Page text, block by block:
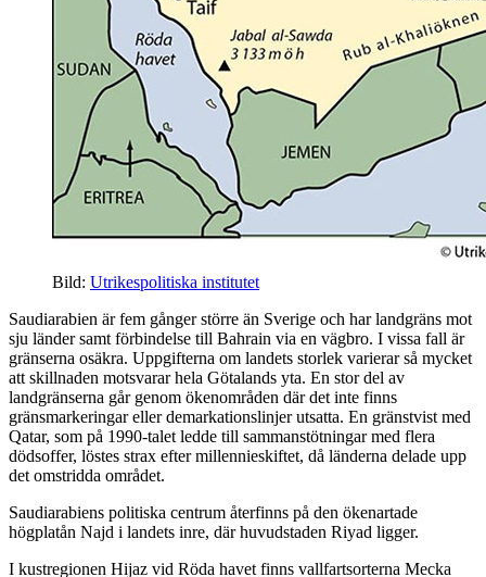
Bild: Utrikespolitiska institutet
Saudiarabien är fem gånger större än Sverige och har landgräns mot
sju länder samt förbindelse till Bahrain via en vägbro. I vissa fall är
gränserna osäkra. Uppgifterna om landets storlek varierar så mycket
att skillnaden motsvarar hela Götalands yta. En stor del av
landgränserna går genom ökenområden där det inte finns
gränsmarkeringar eller demarkationslinjer utsatta. En gränstvist med
Qatar, som på 1990-talet ledde till sammanstötningar med flera
dödsoffer, löstes strax efter millennieskiftet, då länderna delade upp
det omstridda området.
Saudiarabiens politiska centrum återfinns på den ökenartade
högplatån Najd i landets inre, där huvudstaden Riyad ligger.
I kustregionen Hijaz vid Röda havet finns vallfartsorterna Mecka